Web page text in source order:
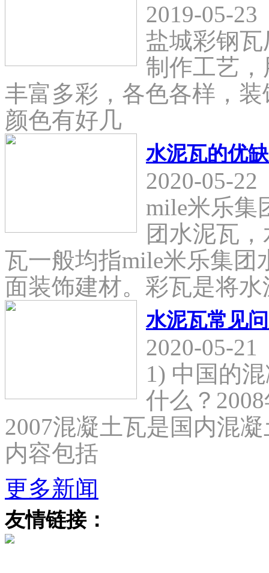
2019-05-23
盐城彩钢
制作工艺
丰富多彩，各色各样，
颜色有好几
水泥瓦的优
2020-05-22
mile米乐集
团水泥瓦
瓦一般均指mile米乐集团
面装饰建材。彩瓦是将
水泥瓦常见
2020-05-21
1) 中国的
什么？
2007混凝土瓦是国内混
内容包括
更多新闻
友情链接：